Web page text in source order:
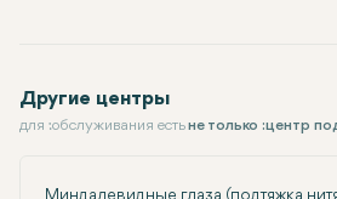
Другие центры
для :обслуживания естьне только :центр